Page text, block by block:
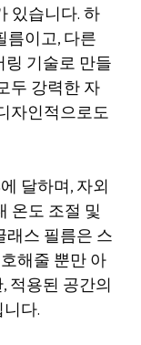
있습니다. 하
름이고, 다른
기술로 만들
두 강력한 자
자인적으로도
달하며, 자외
온도 조절 및
래스 필름은 스
해줄 뿐만 아
적용된 공간의
다.